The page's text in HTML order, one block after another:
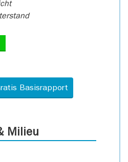
Basisrapport
Milieu